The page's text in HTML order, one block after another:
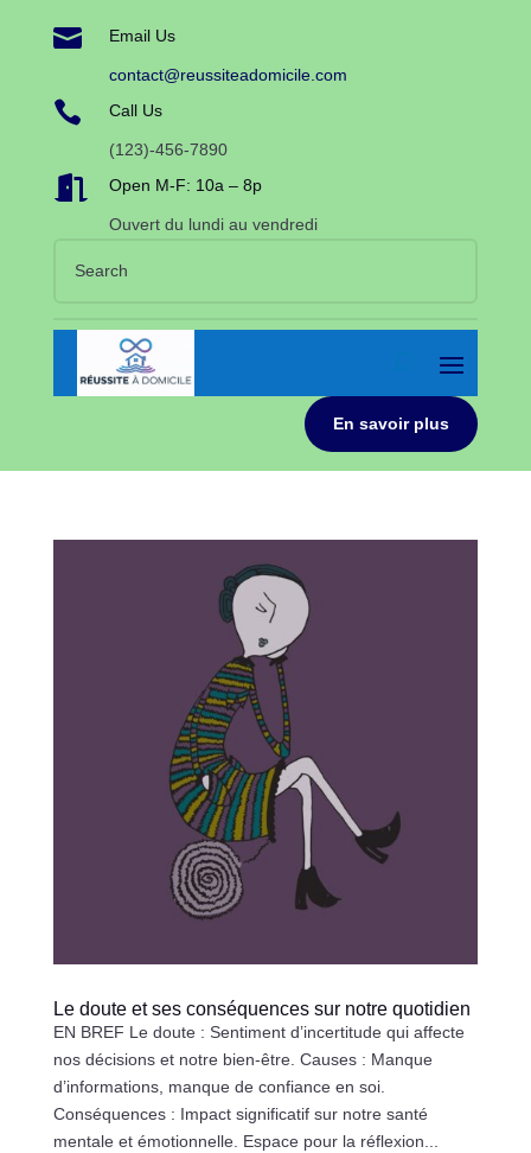
 Email Us
contact@reussiteadomicile.com
 Call Us
(123)-456-7890
 Open M-F: 10a – 8p
Ouvert du lundi au vendredi
En savoir plus
Le doute et ses conséquences sur notre quotidien
EN BREF Le doute : Sentiment d’incertitude qui affecte
nos décisions et notre bien-être. Causes : Manque
d’informations, manque de confiance en soi.
Conséquences : Impact significatif sur notre santé
mentale et émotionnelle. Espace pour la réflexion...